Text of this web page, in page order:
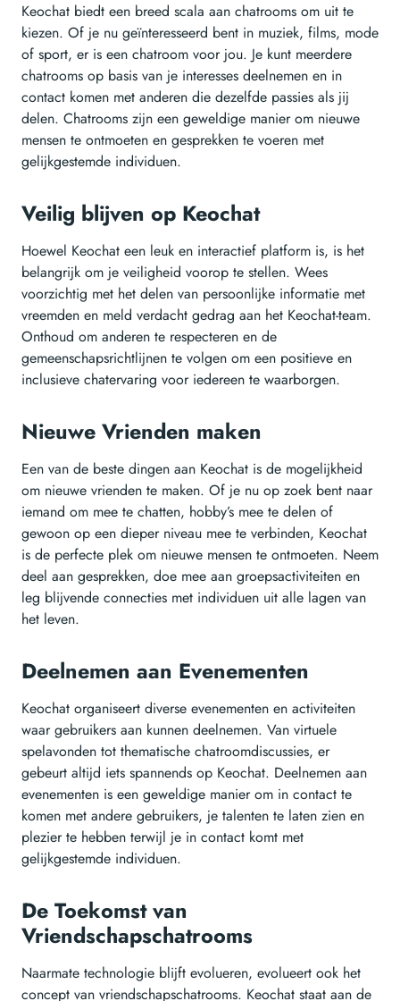
Keochat biedt een breed scala aan chatrooms om uit te
kiezen. Of je nu geïnteresseerd bent in muziek, films, mode
of sport, er is een chatroom voor jou. Je kunt meerdere
chatrooms op basis van je interesses deelnemen en in
contact komen met anderen die dezelfde passies als jij
delen. Chatrooms zijn een geweldige manier om nieuwe
mensen te ontmoeten en gesprekken te voeren met
gelijkgestemde individuen.
Veilig blijven op Keochat
Hoewel Keochat een leuk en interactief platform is, is het
belangrijk om je veiligheid voorop te stellen. Wees
voorzichtig met het delen van persoonlijke informatie met
vreemden en meld verdacht gedrag aan het Keochat-team.
Onthoud om anderen te respecteren en de
gemeenschapsrichtlijnen te volgen om een positieve en
inclusieve chatervaring voor iedereen te waarborgen.
Nieuwe Vrienden maken
Een van de beste dingen aan Keochat is de mogelijkheid
om nieuwe vrienden te maken. Of je nu op zoek bent naar
iemand om mee te chatten, hobby’s mee te delen of
gewoon op een dieper niveau mee te verbinden, Keochat
is de perfecte plek om nieuwe mensen te ontmoeten. Neem
deel aan gesprekken, doe mee aan groepsactiviteiten en
leg blijvende connecties met individuen uit alle lagen van
het leven.
Deelnemen aan Evenementen
Keochat organiseert diverse evenementen en activiteiten
waar gebruikers aan kunnen deelnemen. Van virtuele
spelavonden tot thematische chatroomdiscussies, er
gebeurt altijd iets spannends op Keochat. Deelnemen aan
evenementen is een geweldige manier om in contact te
komen met andere gebruikers, je talenten te laten zien en
plezier te hebben terwijl je in contact komt met
gelijkgestemde individuen.
De Toekomst van
Vriendschapschatrooms
Naarmate technologie blijft evolueren, evolueert ook het
concept van vriendschapschatrooms. Keochat staat aan de